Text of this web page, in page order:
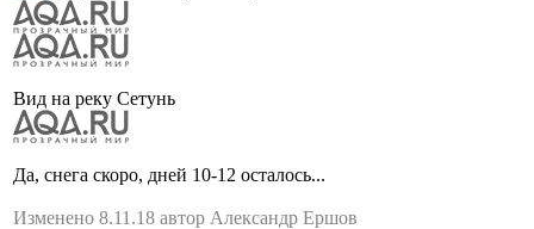
Вид на реку Сетунь
Да, снега скоро, дней 10-12 осталось...
Изменено 8.11.18 автор Александр Ершов